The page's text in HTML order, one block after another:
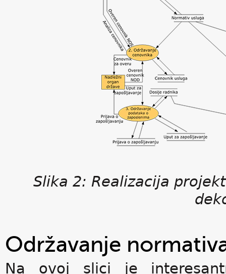
Slika 2: Realizacija
Održavanje
Na ovoj slici je